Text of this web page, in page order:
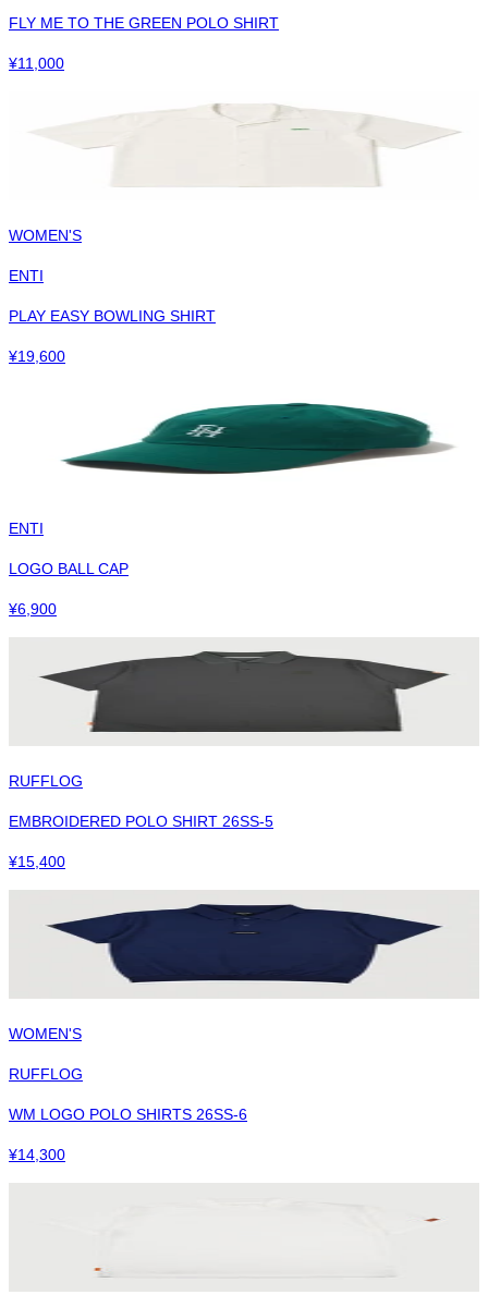
FLY ME TO THE GREEN POLO SHIRT
¥11,000
WOMEN'S
ENTI
PLAY EASY BOWLING SHIRT
¥19,600
ENTI
LOGO BALL CAP
¥6,900
RUFFLOG
EMBROIDERED POLO SHIRT 26SS-5
¥15,400
WOMEN'S
RUFFLOG
WM LOGO POLO SHIRTS 26SS-6
¥14,300